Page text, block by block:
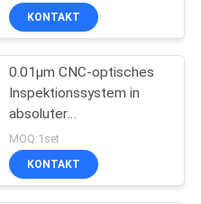
10
KONTAKT
0.01μm CNC-optisches
Inspektionssystem in
absoluter
Größenordnung, das eine
präzise
Dimensionsinspektion
MOQ:1set
KONTAKT